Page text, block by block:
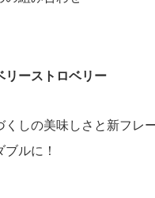
リーストロベリー
くしの美味しさと新フレ
ルに！